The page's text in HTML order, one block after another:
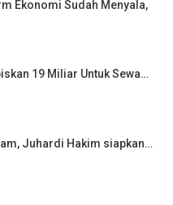
Ekonomi Sudah Menyala,
19 Miliar Untuk Sewa…
Juhardi Hakim siapkan…